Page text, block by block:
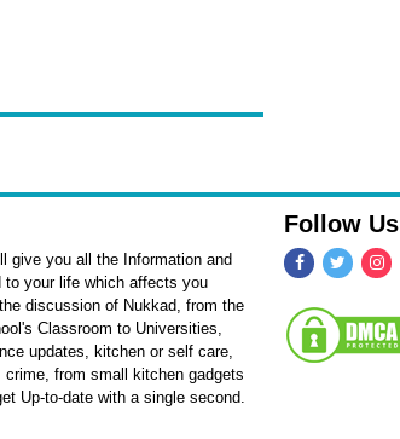
give you all the Information and
to your life which affects you
discussion of Nukkad, from the
Classroom to Universities,
updates, kitchen or self care,
from small kitchen gadgets
Up-to-date with a single second.
Follow Us